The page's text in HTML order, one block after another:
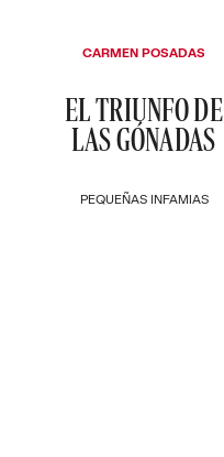
PEQUEÑAS INFAMIAS
EL TRIUNFO DE
LAS GÓNADAS
CARMEN POSADAS